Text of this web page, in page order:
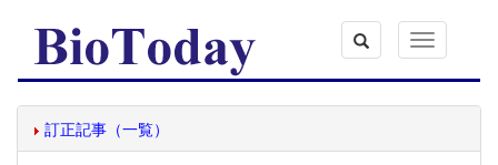
Toggle
navigation
訂正記事（一覧）